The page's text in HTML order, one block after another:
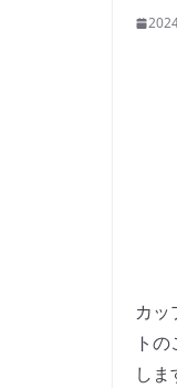
カ
ト
し